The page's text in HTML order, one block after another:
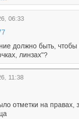
06:33
должно быть,
линзах"?
11:38
отметки на правах,